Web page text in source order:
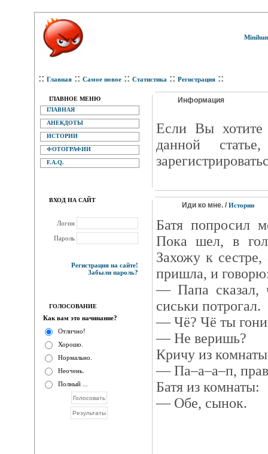
:: Главная :: Самое новое :: Статистика :: Регистрация ::
ГЛАВНОЕ МЕНЮ
ГЛАВНАЯ
АНЕКДОТЫ
ИСТОРИИ
ФОТОГРАФИИ
F.A.Q.
ВХОД НА САЙТ
Логин
Пароль
Регистрация на сайте!
Забыли пароль?
ГОЛОСОВАНИЕ
Как вам это начинание?
Отлично!
Хорошо.
Нормально.
Неочень.
Полный ...
Информация
Eсли Вы хотите
данной
Иди ко мне. / Истории
Батя попросил
Пока шел, в
Захожу к
пришла, и
— Папа сказал,
сиськи потрогал.
— Чё? Чё ты
— Не веришь?
Кричу из
— Па–а–а–п,
Батя из комнаты:
— Обе, сынок.